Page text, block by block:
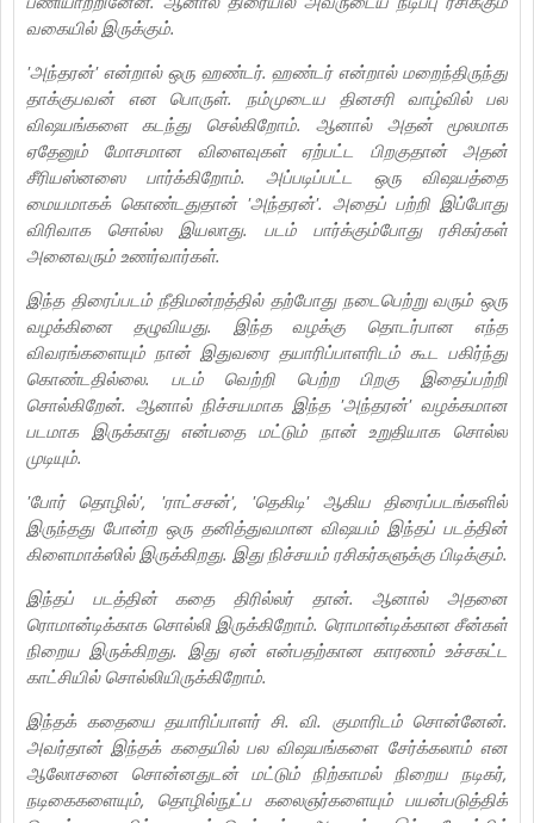
வகையில் இருக்கும்.
'அந்தரன்' என்றால் ஒரு ஹண்டர். ஹண்டர் என்றால் மறைந்திருந்து
தாக்குபவன் என பொருள். நம்முடைய தினசரி வாழ்வில் பல
விஷயங்களை கடந்து செல்கிறோம். ஆனால் அதன் மூலமாக
ஏதேனும் மோசமான விளைவுகள் ஏற்பட்ட பிறகுதான் அதன்
சீரியஸ்னஸை பார்க்கிறோம். அப்படிப்பட்ட ஒரு விஷயத்தை
மையமாகக் கொண்டதுதான் 'அந்தரன்'. அதைப் பற்றி இப்போது
விரிவாக சொல்ல இயலாது. படம் பார்க்கும்போது ரசிகர்கள்
அனைவரும் உணர்வார்கள்.
இந்த திரைப்படம் நீதிமன்றத்தில் தற்போது நடைபெற்று வரும் ஒரு
வழக்கினை தழுவியது. இந்த வழக்கு தொடர்பான எந்த
விவரங்களையும் நான் இதுவரை தயாரிப்பாளரிடம் கூட பகிர்ந்து
கொண்டதில்லை. படம் வெற்றி பெற்ற பிறகு இதைப்பற்றி
சொல்கிறேன். ஆனால் நிச்சயமாக இந்த 'அந்தரன்' வழக்கமான
படமாக இருக்காது என்பதை மட்டும் நான் உறுதியாக சொல்ல
முடியும்.
'போர் தொழில்', 'ராட்சசன்', 'தெகிடி' ஆகிய திரைப்படங்களில்
இருந்தது போன்ற ஒரு தனித்துவமான விஷயம் இந்தப் படத்தின்
கிளைமாக்ஸில் இருக்கிறது. இது நிச்சயம் ரசிகர்களுக்கு பிடிக்கும்.
இந்தப் படத்தின் கதை திரில்லர் தான். ஆனால் அதனை
ரொமான்டிக்காக சொல்லி இருக்கிறோம். ரொமான்டிக்கான சீன்கள்
நிறைய இருக்கிறது. இது ஏன் என்பதற்கான காரணம் உச்சகட்ட
காட்சியில் சொல்லியிருக்கிறோம்.
இந்தக் கதையை தயாரிப்பாளர் சி. வி. குமாரிடம் சொன்னேன்.
அவர்தான் இந்தக் கதையில் பல விஷயங்களை சேர்க்கலாம் என
ஆலோசனை சொன்னதுடன் மட்டும் நிற்காமல் நிறைய நடிகர்,
நடிகைகளையும், தொழில்நுட்ப கலைஞர்களையும் பயன்படுத்திக்